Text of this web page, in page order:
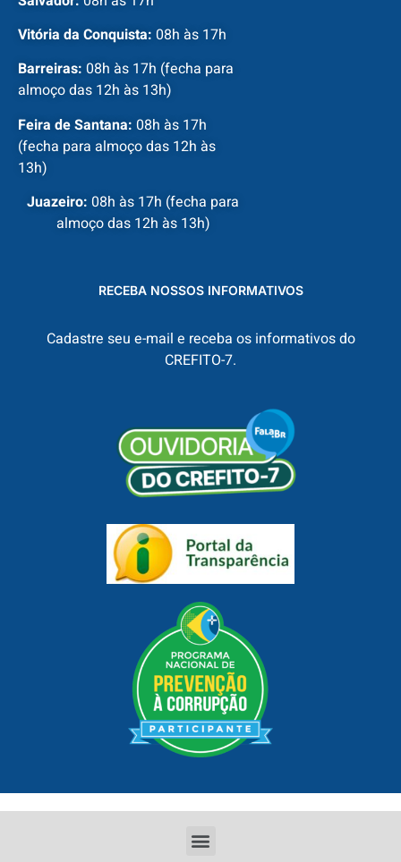
Vitória da Conquista: 08h às 17h
Barreiras: 08h às 17h (fecha para
almoço das 12h às 13h)
Feira de Santana: 08h às 17h
(fecha para almoço das 12h às
13h)
Juazeiro: 08h às 17h (fecha para
almoço das 12h às 13h)
RECEBA NOSSOS INFORMATIVOS
Cadastre seu e-mail e receba os informativos do
CREFITO-7.